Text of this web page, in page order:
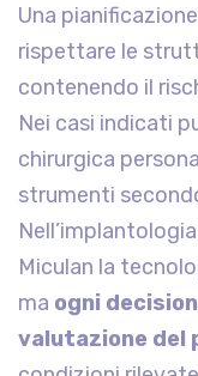
Una
rispettare le
contenendo il
Nei casi indicati
chirurgica
strumenti
Miculan la
ma ogni
valutazione del